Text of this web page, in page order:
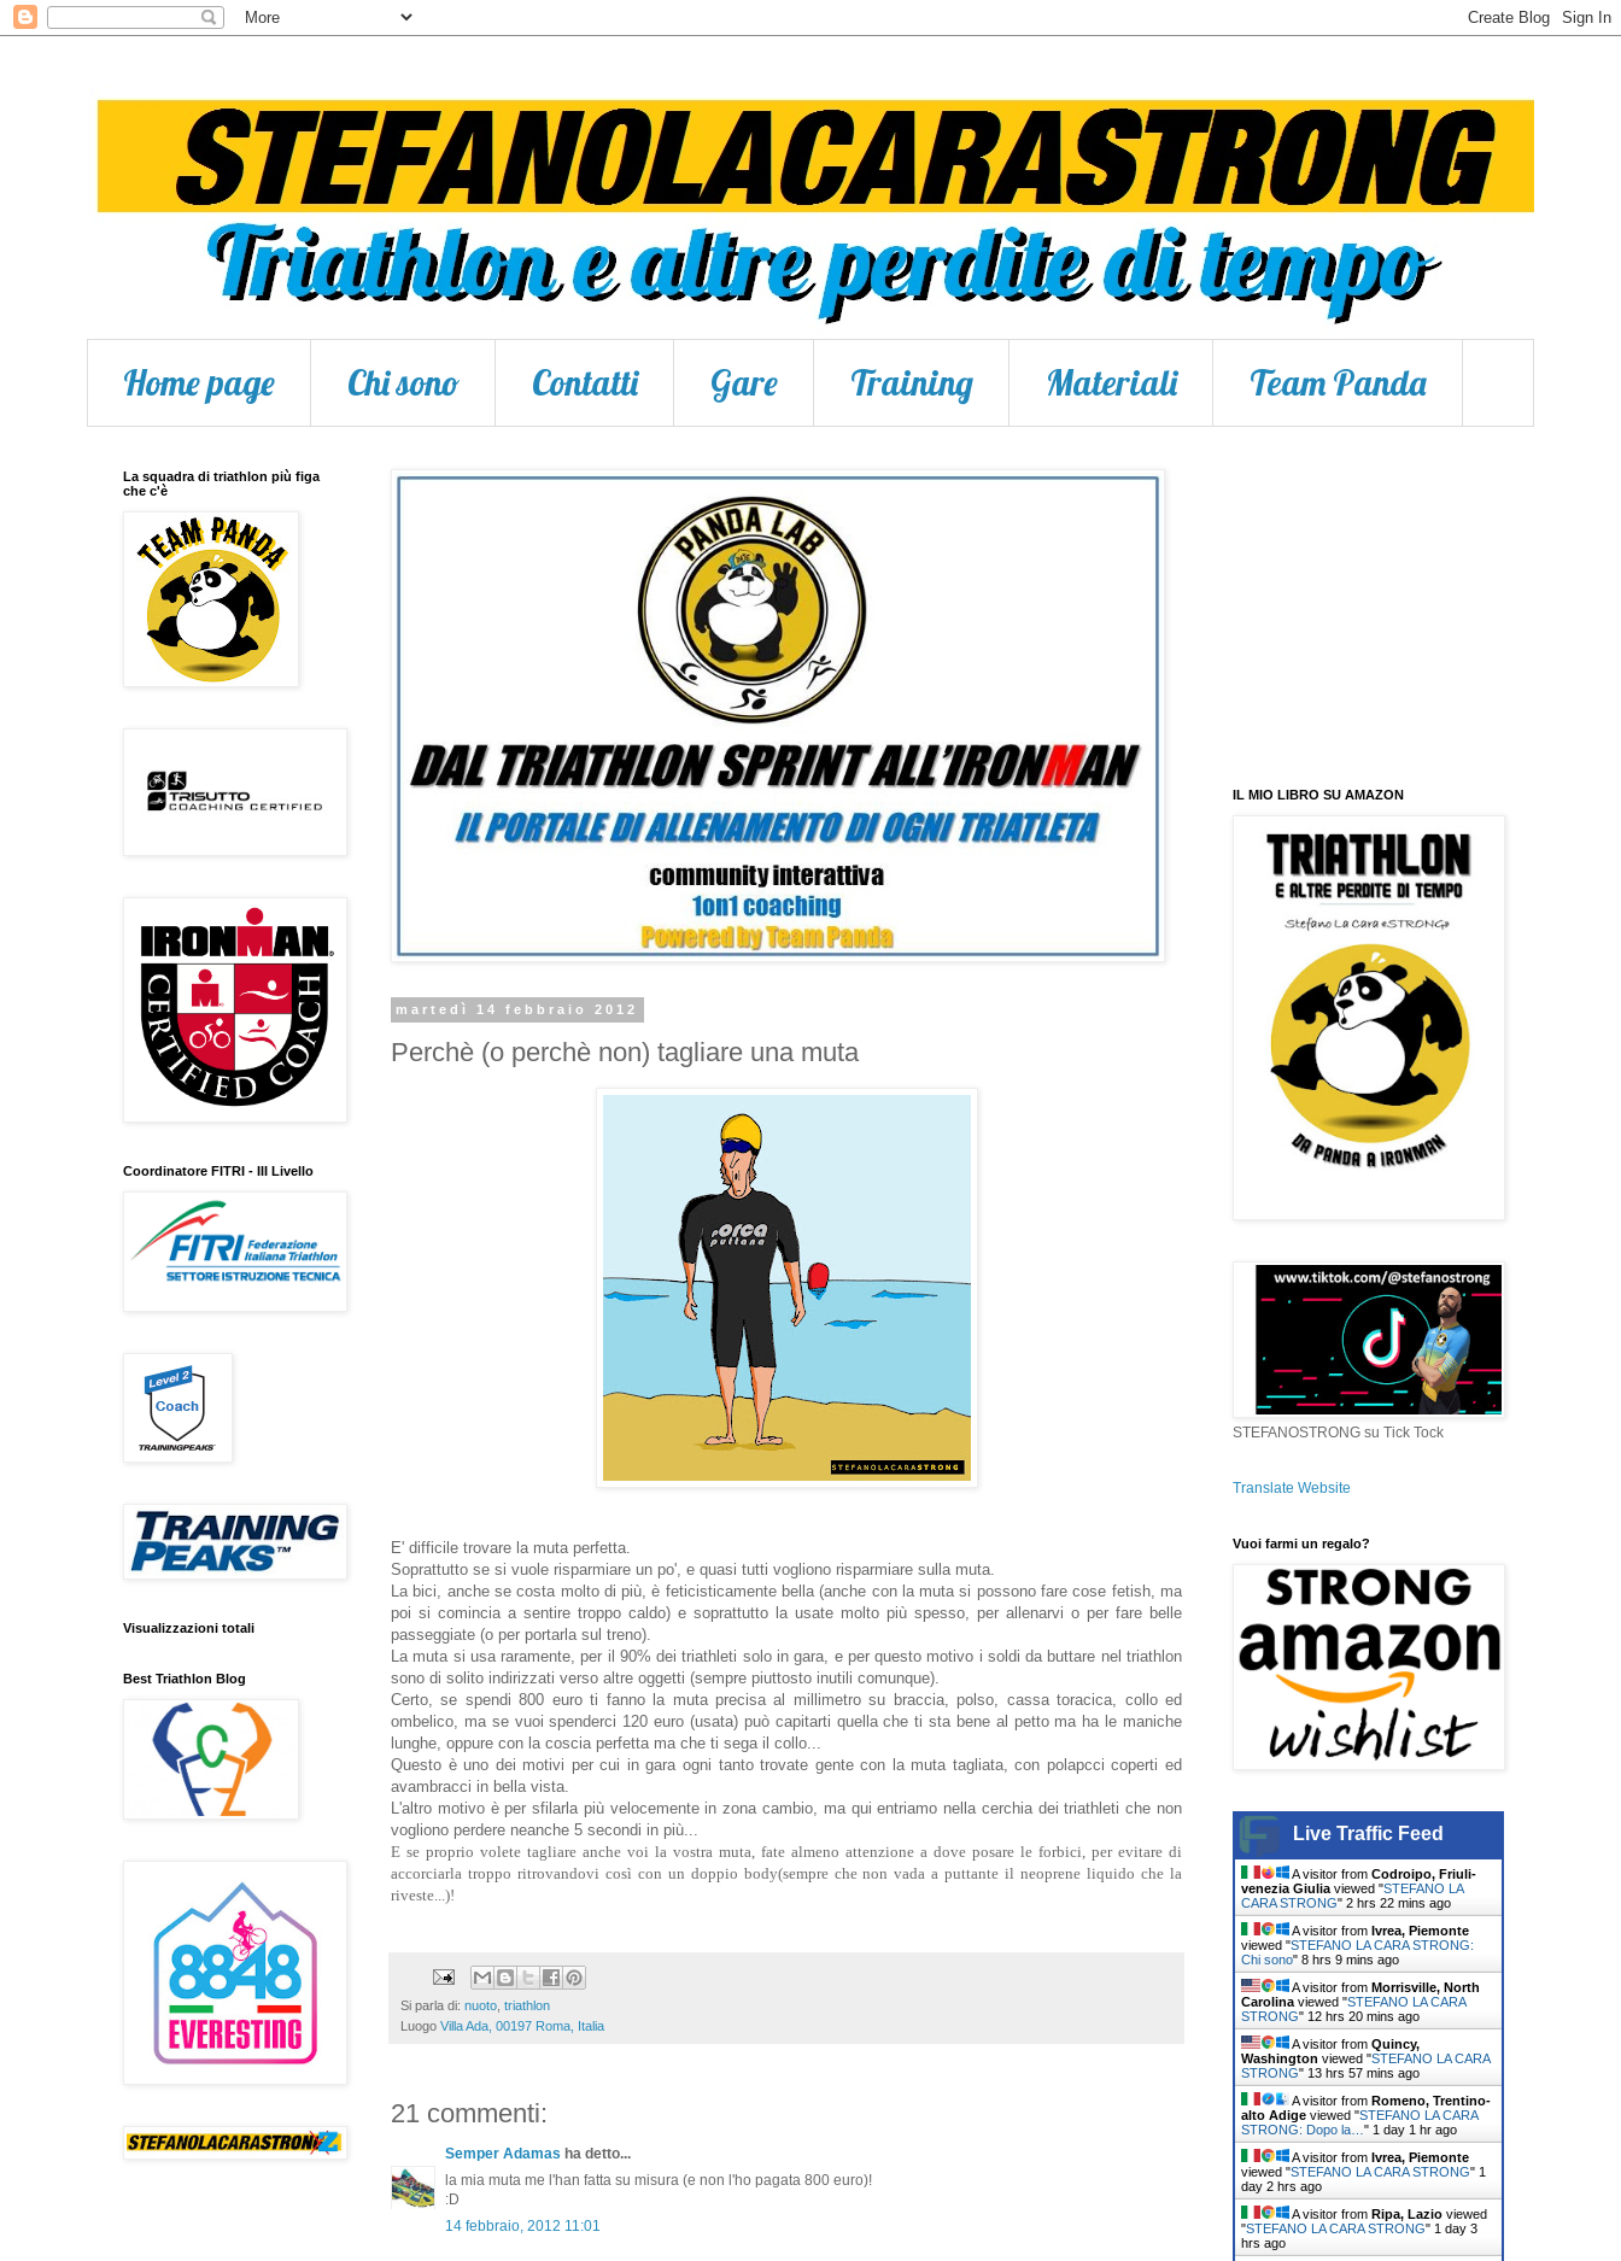
Home page Chi sono Contatti Gare Training Materiali Team Panda
martedì 14 febbraio 2012
Perchè (o perchè non) tagliare una muta
E' difficile trovare la muta perfetta.
Soprattutto se si vuole risparmiare un po', e quasi tutti vogliono risparmiare sulla muta.
La bici, anche se costa molto di più, è feticisticamente bella (anche con la muta si possono fare cose fetish, ma
poi si comincia a sentire troppo caldo) e soprattutto la usate molto più spesso, per allenarvi o per fare belle
passeggiate (o per portarla sul treno).
La muta si usa raramente, per il 90% dei triathleti solo in gara, e per questo motivo i soldi da buttare nel triathlon
sono di solito indirizzati verso altre oggetti (sempre piuttosto inutili comunque).
Certo, se spendi 800 euro ti fanno la muta precisa al millimetro su braccia, polso, cassa toracica, collo ed
ombelico, ma se vuoi spenderci 120 euro (usata) può capitarti quella che ti sta bene al petto ma ha le maniche
lunghe, oppure con la coscia perfetta ma che ti sega il collo...
Questo è uno dei motivi per cui in gara ogni tanto trovate gente con la muta tagliata, con polapcci coperti ed
avambracci in bella vista.
L'altro motivo è per sfilarla più velocemente in zona cambio, ma qui entriamo nella cerchia dei triathleti che non
vogliono perdere neanche 5 secondi in più...
E se proprio volete tagliare anche voi la vostra muta, fate almeno attenzione a dove posare le forbici, per evitare di
accorciarla troppo ritrovandovi così con un doppio body(sempre che non vada a puttante il neoprene liquido che la
riveste...)!
Si parla di: nuoto triathlon
Luogo Villa Ada, 00197 Roma, Italia
21 commenti:
Semper Adamas ha detto...
la mia muta me l'han fatta su misura (e non l'ho pagata 800 euro)!
:D
14 febbraio, 2012 11:01
La squadra di triathlon più figa
che c'è
Coordinatore FITRI - III Livello
Visualizzazioni totali
Best Triathlon Blog
IL MIO LIBRO SU AMAZON
STEFANOSTRONG su Tick Tock
Translate Website
Vuoi farmi un regalo?
Live Traffic Feed
A visitor from Codroipo, Friuli-
venezia Giulia viewed "STEFANO LA
CARA STRONG" 2 hrs 22 mins ago
A visitor from Ivrea, Piemonte
viewed "STEFANO LA CARA STRONG:
Chi sono" 8 hrs 9 mins ago
A visitor from Morrisville, North
Carolina viewed "STEFANO LA CARA
STRONG" 12 hrs 21 mins ago
A visitor from Quincy,
Washington viewed "STEFANO LA CARA
STRONG" 13 hrs 57 mins ago
A visitor from Romeno, Trentino-
alto Adige viewed "STEFANO LA CARA
STRONG: Dopo la… " 1 day 1 hr ago
A visitor from Ivrea, Piemonte
viewed "STEFANO LA CARA STRONG" 1
day 2 hrs ago
A visitor from Ripa, Lazio viewed
"STEFANO LA CARA STRONG" 1 day 3
hrs ago